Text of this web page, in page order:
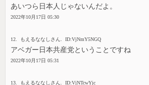
あいつら日本人じゃないんだよ。
2022年10月17日 05:30
12. もえるななしさん. ID:VjNmY5NGQ
アベガー日本共産党ということですね
2022年10月17日 05:31
13. もえるななしさん. ID:VjNTcwYjc